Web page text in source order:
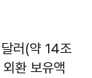
러(약 14조
환 보유액